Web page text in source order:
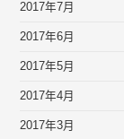
2017年7月
2017年6月
2017年5月
2017年4月
2017年3月